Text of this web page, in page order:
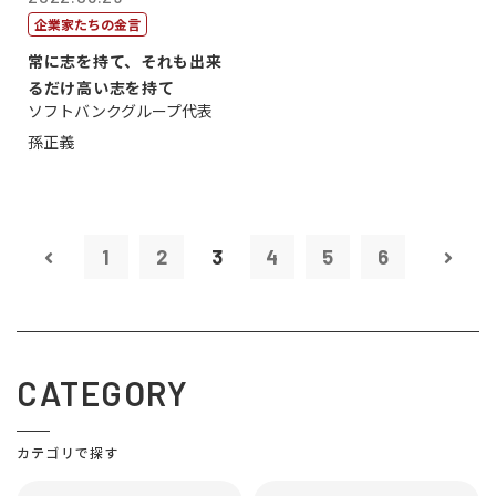
企業家たちの金言
常に志を持て、それも出来
るだけ高い志を持て
ソフトバンクグループ代表
孫正義
1 2 3 4 5 6
CATEGORY
カテゴリで探す